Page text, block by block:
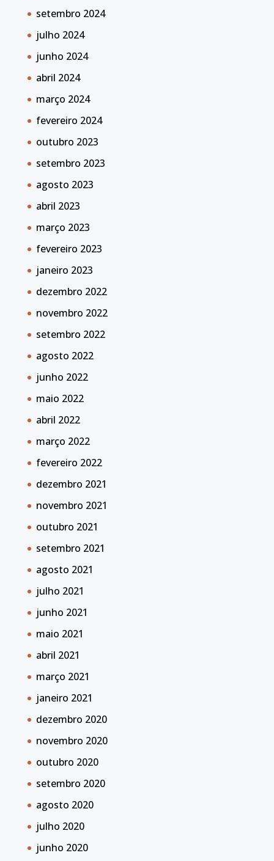
setembro 2024
julho 2024
junho 2024
abril 2024
março 2024
fevereiro 2024
outubro 2023
setembro 2023
agosto 2023
abril 2023
março 2023
fevereiro 2023
janeiro 2023
dezembro 2022
novembro 2022
setembro 2022
agosto 2022
junho 2022
maio 2022
abril 2022
março 2022
fevereiro 2022
dezembro 2021
novembro 2021
outubro 2021
setembro 2021
agosto 2021
julho 2021
junho 2021
maio 2021
abril 2021
março 2021
janeiro 2021
dezembro 2020
novembro 2020
outubro 2020
setembro 2020
agosto 2020
julho 2020
junho 2020